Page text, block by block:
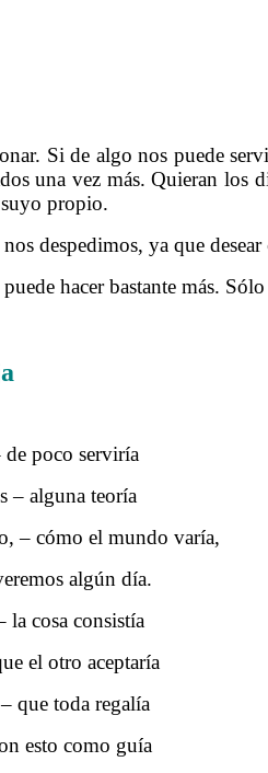
Si de algo nos puede
una vez más. Quieran los
propio.
nos despedimos, ya que
hacer bastante más. Sólo
poco serviría
– alguna teoría
– cómo el mundo varía,
algún día.
la cosa consistía
el otro aceptaría
que toda regalía
esto como guía